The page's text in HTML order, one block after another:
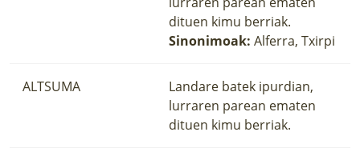
dituen kimu berriak.
Sinonimoak: Alferra, Txirpi
ALTSUMA
Landare batek ipurdian,
lurraren parean ematen
dituen kimu berriak.